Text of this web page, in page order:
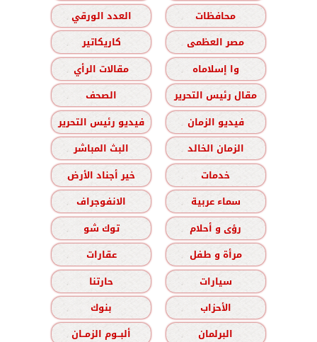
محافظات
العدد الورقي
مصر العظمى
كاريكاتير
وا إسلاماه
مقالات الرأي
مقال رئيس التحرير
الصحف
فيديو الزمان
فيديو رئيس التحرير
الزمان الخالد
البث المباشر
خدمات
خير أجناد الأرض
سماء عربية
الانفوجراف
رؤى و أحلام
توك شو
مرأة و طفل
عقارات
سيارات
حارتنا
الأحزاب
بنوك
البرلمان
ألبــوم الزمــان